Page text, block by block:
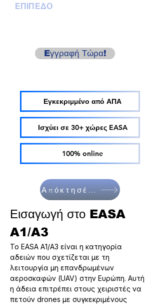
ΕΠΙΠΕΔΟ
Eγγραφή Τώρα!
Εγκεκριμμένο από ΑΠΑ
Ισχύει σε 30+ χώρες EASA
100% online
Απόκτησέ το
Εισαγωγή στο EASA
A1/A3
Το EASA A1/A3 είναι η κατηγορία
αδειών που σχετίζεται με τη
λειτουργία μη επανδρωμένων
αεροσκαφών (UAV) στην Ευρώπη. Αυτή
η άδεια επιτρέπει στους χειριστές να
πετούν drones με συγκεκριμένους